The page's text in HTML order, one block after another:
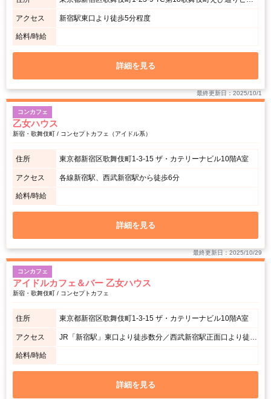
アクセス 新宿駅東口より徒歩5分程度
給料/時給
詳細を見る
最終更新日：2025/10/1
コンカフェ
乙女ハウス
新宿・歌舞伎町 / コンセプトカフェ（アイドル系）
住所 東京都新宿区歌舞伎町1-3-15 ザ・カテリーナビル10階A室
アクセス 各線新宿駅、西武新宿駅から徒歩6分
給料/時給
詳細を見る
最終更新日：2025/10/29
コンカフェ
アイドルカフェ＆バー 乙女ハウス
新宿・歌舞伎町 / コンセプトカフェ
住所 東京都新宿区歌舞伎町1-3-15 ザ・カテリーナビル10階A室
アクセス JR「新宿駅」東口より徒歩数分／西武新宿駅正面口より徒歩3分
給料/時給
詳細を見る